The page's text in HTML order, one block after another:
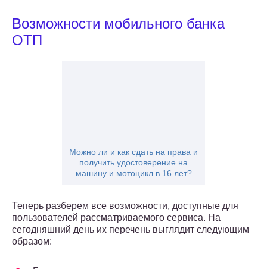
Возможности мобильного банка
ОТП
Можно ли и как сдать на права и
получить удостоверение на
машину и мотоцикл в 16 лет?
Теперь разберем все возможности, доступные для
пользователей рассматриваемого сервиса. На
сегодняшний день их перечень выглядит следующим
образом: